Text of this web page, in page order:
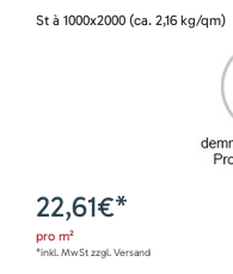
St à 1000x2000 (ca. 2,16 kg/qm)
22,61€*
pro m²
*inkl. MwSt zzgl. Versand